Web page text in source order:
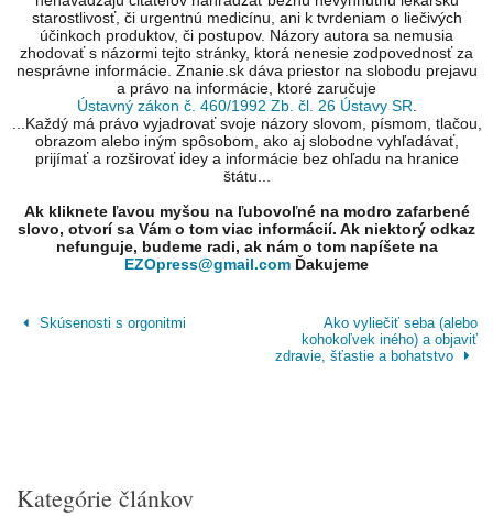
starostlivosť, či urgentnú medicínu, ani k tvrdeniam o liečivých
účinkoch produktov, či postupov. Názory autora sa nemusia
zhodovať s názormi tejto stránky, ktorá nenesie zodpovednosť za
nesprávne informácie. Znanie.sk dáva priestor na slobodu prejavu
a právo na informácie, ktoré zaručuje
Ústavný zákon č. 460/1992 Zb. čl. 26 Ústavy SR
...Každý má právo vyjadrovať svoje názory slovom, písmom, tlačou,
obrazom alebo iným spôsobom, ako aj slobodne vyhľadávať,
prijímať a rozširovať idey a informácie bez ohľadu na hranice
štátu...
Ak kliknete ľavou myšou na ľubovoľné na modro zafarbené
slovo, otvorí sa Vám o tom viac informácií. Ak niektorý odkaz
nefunguje, budeme radi, ak nám o tom napíšete na
EZOpress@gmail.com Ďakujeme
Skúsenosti s orgonitmi
Ako vyliečiť seba (alebo
kohokoľvek iného) a objaviť
zdravie, šťastie a bohatstvo
Kategórie článkov